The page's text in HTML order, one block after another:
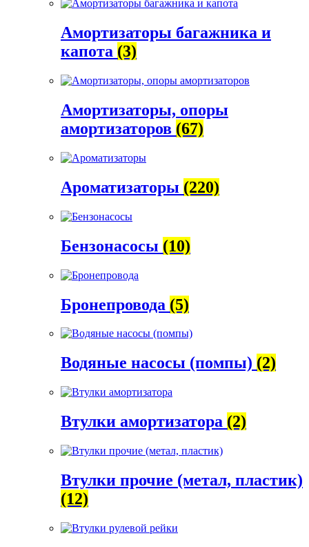
Амортизаторы багажника и
капота (3)
Амортизаторы, опоры
амортизаторов (67)
Ароматизаторы (220)
Бензонасосы (10)
Бронепровода (5)
Водяные насосы (помпы) (2)
Втулки амортизатора (2)
Втулки прочие (метал, пластик)
(12)